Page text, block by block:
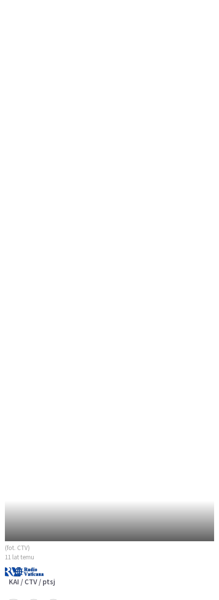
(fot. CTV)
11 lat temu
KAI / CTV / ptsj